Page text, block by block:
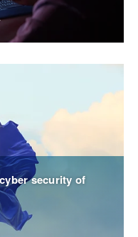
security of